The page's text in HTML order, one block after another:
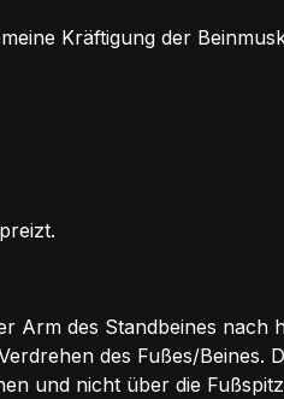
Kräftigung der
Arm des Standbeines nach
des Fußes/Beines.
und nicht über die